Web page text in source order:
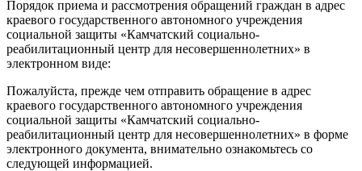
Порядок приема и рассмотрения обращений граждан в адрес
краевого государственного автономного учреждения
социальной защиты «Камчатский социально-
реабилитационный центр для несовершеннолетних» в
электронном виде:
Пожалуйста, прежде чем отправить обращение в адрес
краевого государственного автономного учреждения
социальной защиты «Камчатский социально-
реабилитационный центр для несовершеннолетних» в форме
электронного документа, внимательно ознакомьтесь со
следующей информацией.